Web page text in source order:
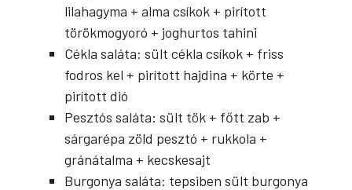
lilahagyma + alma csíkok + pirított
törökmogyoró + joghurtos tahini
Cékla saláta: sült cékla csíkok + friss
fodros kel + pirított hajdina + körte +
pirított dió
Pesztós saláta: sült tök + főtt zab +
sárgarépa zöld pesztó + rukkola +
gránátalma + kecskesajt
Burgonya saláta: tepsiben sült burgonya